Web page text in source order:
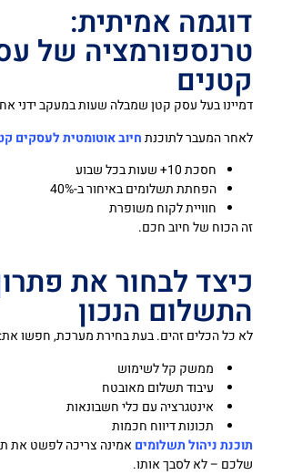
דוגמה אמיתית:
טרנספורמציה של
קטנים
דמיינו בעל עסק קטן שמבלה שעות במעקב ידני
לאחר המעבר לתוכנתחיוב אוטומטית לעסקים
חסכת 10+ שעות בכל שבוע
הפחתת תשלומים באיחור ב-40%
חוויית לקוח משופרת
זה הכוח של חיוב חכם.
כיצד לבחור את
התשלום הנכון
לא כל הכלים זהים. בעת בחירת מערכת, חפשו את:
ממשק קל לשימוש
עיבוד תשלום מאובטח
אינטגרציה עם כלי חשבונאות
תכונות דיווח חכמות
תוכנת ניהול תשלומים אמינה צריכה לפשט את
שלכם – לא לסבך אותו.